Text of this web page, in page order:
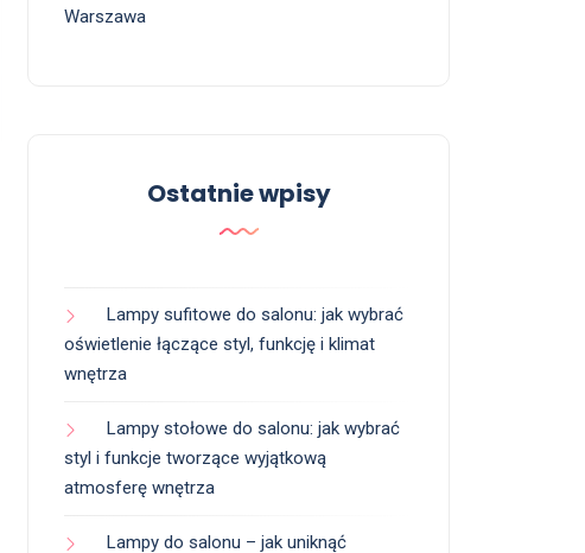
Warszawa
Ostatnie wpisy
Lampy sufitowe do salonu: jak wybrać
oświetlenie łączące styl, funkcję i klimat
wnętrza
Lampy stołowe do salonu: jak wybrać
styl i funkcje tworzące wyjątkową
atmosferę wnętrza
Lampy do salonu – jak uniknąć